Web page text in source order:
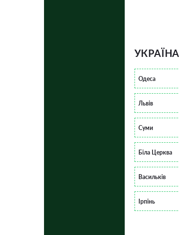
УКРАЇНА
Одеса
Львів
Суми
Біла Церква
Васильків
Ірпінь